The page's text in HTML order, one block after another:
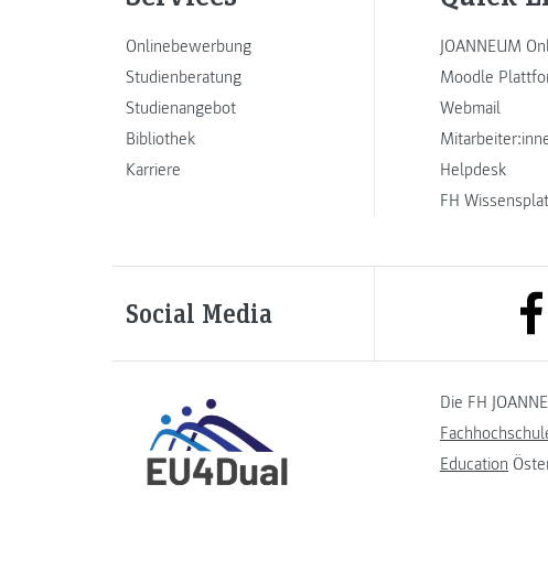
Onlinebewerbung
Studienberatung
Studienangebot
Bibliothek
Karriere
JOANNEUM
Moodle
Webmail
Helpdesk
FH
Social Media
Die FH
Education